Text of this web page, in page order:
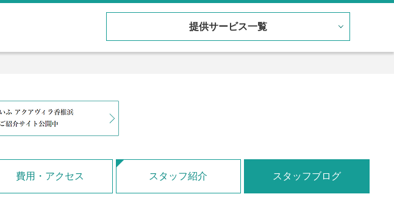
提供サービス一覧
費用・アクセス スタッフ紹介 スタッフブログ